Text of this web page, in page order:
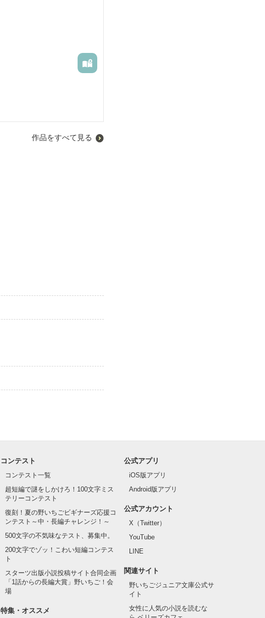
作品をすべて見る
コンテスト
コンテスト一覧
超短編で謎をしかけろ！100文字ミス
テリーコンテスト
復刻！夏の野いちごビギナーズ応援コ
ンテスト～中・長編チャレンジ！～
500文字の不気味なテスト、募集中。
200文字でゾッ！こわい短編コンテス
ト
スターツ出版小説投稿サイト合同企画
「1話からの長編大賞」野いちご！会
場
特集・オススメ
公式アプリ
iOS版アプリ
Android版アプリ
公式アカウント
X（Twitter）
YouTube
LINE
関連サイト
野いちごジュニア文庫公式サ
イト
女性に人気の小説を読むな